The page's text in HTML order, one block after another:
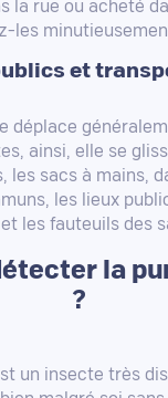
la rue ou acheté
les
et
déplace
ainsi, elle se
les sacs à mains,
les lieux
les fauteuils des
la
?
un insecte très